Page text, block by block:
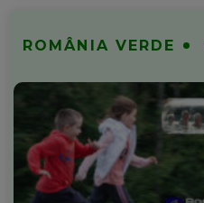
ROMÂNIA VERDE